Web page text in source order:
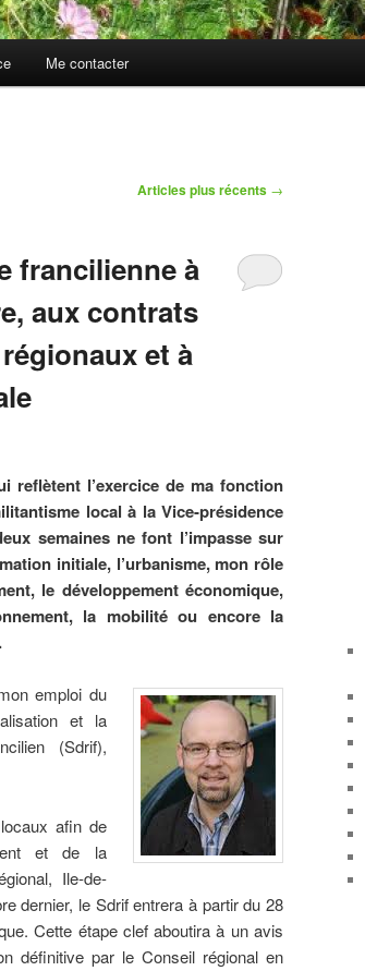
Me contacter
Articles plus récents →
francilienne à
aux contrats
et à
reflètent l’exercice de ma fonction
local à la Vice-présidence
semaines ne font l’impasse sur
initiale, l’urbanisme, mon rôle
le développement économique,
la mobilité ou encore la
emploi du
et la
(Sdrif),
afin de
et de la
Ile-de-
dernier, le Sdrif entrera à partir du 28
Cette étape clef aboutira à un avis
définitive par le Conseil régional en